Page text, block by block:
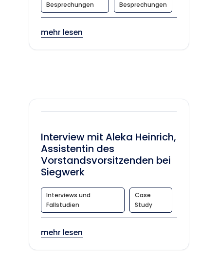
Besprechungen
Besprechungen
mehr lesen
Interview mit Aleka Heinrich,
Assistentin des
Vorstandsvorsitzenden bei
Siegwerk
Interviews und
Fallstudien
Case
Study
mehr lesen